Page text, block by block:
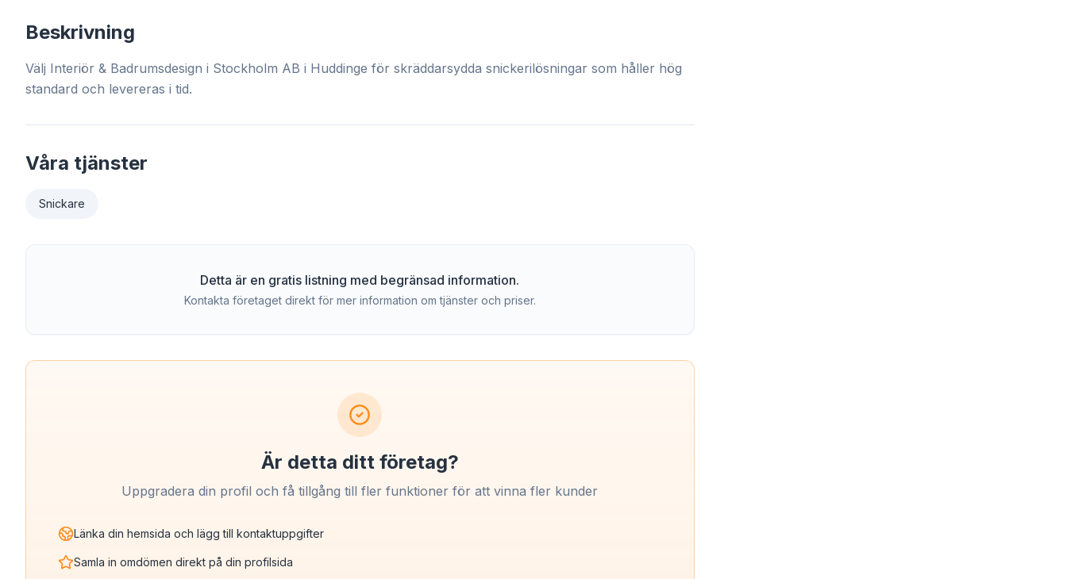
Beskrivning
Välj Interiör & Badrumsdesign i Stockholm AB i Huddinge för skräddarsydda snickerilösningar som håller hög
standard och levereras i tid.
Våra tjänster
Snickare
Detta är en gratis listning med begränsad information.
Kontakta företaget direkt för mer information om tjänster och priser.
Är detta ditt företag?
Uppgradera din profil och få tillgång till fler funktioner för att vinna fler kunder
Länka din hemsida och lägg till kontaktuppgifter
Samla in omdömen direkt på din profilsida